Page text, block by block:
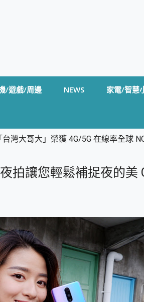
/遊戲/周邊 NEWS 家電/智慧
灣大哥大」榮獲 4G/5G 在線率全球
的 FireCuda X1070 SSD 固態硬碟開
無線設計 SpotCam Solo Eco 太陽
14 AI+ D3MG-031TW 14吋 開箱
16 Pro 開箱評價~ 2 億畫素
系列保護貼怎麼選？imos AR 低反光
Watch 5 開箱 評測
聯想 Yoga Book 9 14吋 AI輕薄筆
60 系列 與 Moto | Swarovski razr 60
讓您輕鬆的移除與格式化有防寫保
好幫手! VideoProc Converter AI 新版
藍牙音響 氛圍情境燈 我通通都要！
拍讓您輕鬆補捉夜的美